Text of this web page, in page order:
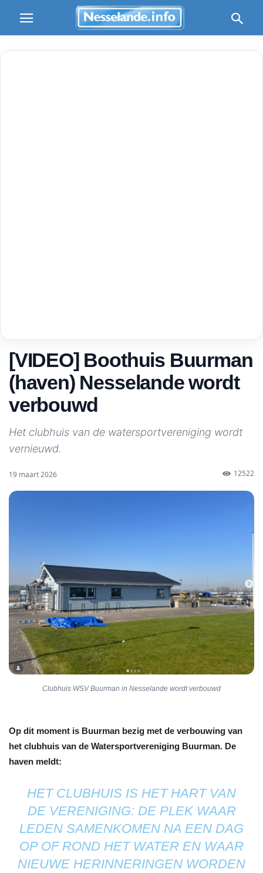
[VIDEO] Boothuis Buurman
(haven) Nesselande wordt
verbouwd
Het clubhuis van de watersportvereniging wordt
vernieuwd.
19 maart 2026 12522
Clubhuis WSV Buurman in Nesselande wordt verbouwd
Op dit moment is Buurman bezig met de verbouwing van
het clubhuis van de Watersportvereniging Buurman. De
haven meldt:
HET CLUBHUIS IS HET HART VAN
DE VERENIGING: DE PLEK WAAR
LEDEN SAMENKOMEN NA EEN DAG
OP OF ROND HET WATER EN WAAR
NIEUWE HERINNERINGEN WORDEN